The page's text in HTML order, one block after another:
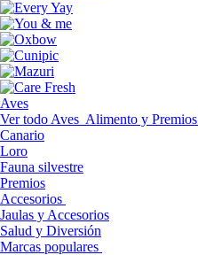
Aves
Ver todo Aves Alimento y Premios
Canario
Loro
Fauna silvestre
Premios
Accesorios
Jaulas y Accesorios
Salud y Diversión
Marcas populares